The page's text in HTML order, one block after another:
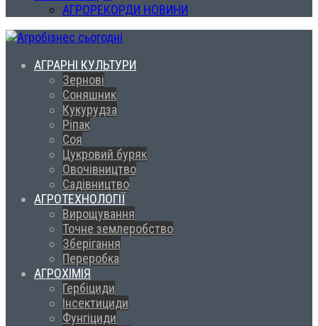
АГРОРЕКОРДИ НОВИНИ
АГРАРНІ КУЛЬТУРИ
Зернові
Соняшник
Кукурудза
Ріпак
Соя
Цукровий буряк
Овочівництво
Садівництво
АГРОТЕХНОЛОГІЇ
Вирощування
Точне землеробство
Зберігання
Переробка
АГРОХІМІЯ
Гербіциди
Інсектициди
Фунгіциди